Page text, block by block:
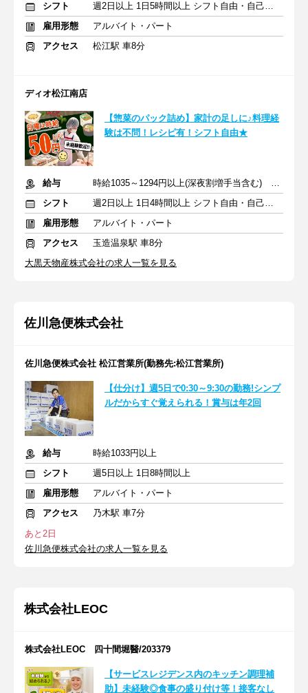
シフト
週2日以上 1日5時間以上 シフト自由・自己申告
雇用形態
アルバイト・パート
アクセス
松江駅 車8分
ディオ松江南店
【惣菜のパック詰め】家計の足しに♪料理経
験は不問！レシピ有！シフト自由★
給与
時給1035～1294円以上(深夜割増手当含む) ※日曜日は時給＋50円
シフト
週2日以上 1日4時間以上 シフト自由・自己申告
雇用形態
アルバイト・パート
アクセス
玉造温泉駅 車8分
大黒天物産株式会社の求人一覧を見る
佐川急便株式会社
佐川急便株式会社 松江営業所(勤務先:松江営業所)
【仕分け】週5日で0:30～9:30の勤務!シンプ
ルだからすぐ覚えられる！賞与は年2回
給与
時給1033円以上
シフト
週5日以上 1日8時間以上
雇用形態
アルバイト・パート
アクセス
乃木駅 車7分
あと2日
佐川急便株式会社の求人一覧を見る
株式会社LEOC
株式会社LEOC 四十間堀醫/203379
【サービスレジデンス内のキッチン調理補
助】未経験◎食事の盛り付け等！接客なし